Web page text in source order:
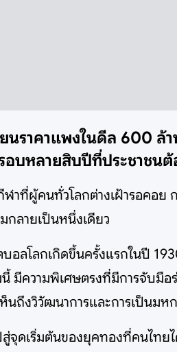
นราคาแพงในดีล 600
บหลายสิบปีที่ประชาชน
าที่ผู้คนทั่วโลกต่างเฝ้ารอคอย
กลายเป็นหนึ่งเดียว
ลโลกเกิดขึ้นครั้งแรกในปี
มีความพิเศษตรงที่มีการจับมือ
ถึงวิวัฒนาการและการเป็นม
จุดเริ่มต้นของยุคทองที่คนไทย